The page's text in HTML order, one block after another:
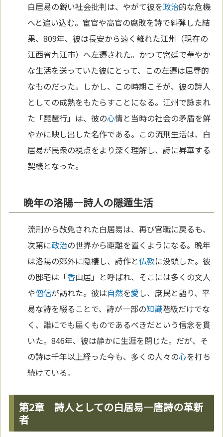
白居易の鋭い社会批判は、やがて彼を政治的な危機
へと追い込む。宦官や高官の腐敗を詩で糾弾した結
果、809年、彼は長安から遠く離れた江州（現在の
江西省九江市）へ左遷された。かつて宮廷で華やか
な生活を送っていた彼にとって、この左遷は屈辱的
なものだった。しかし、この時期こそが、彼の詩人
としての成熟をもたらすことになる。江州で詠まれ
た「琵琶行」は、彼の心情と当時の社会の矛盾を鮮
やかに映し出した名作である。この流刑生活は、白
居易が民衆の視点をより深く理解し、詩に昇華する
契機となった。
晩年の洛陽—詩人の隠遁生活
流刑から赦免された白居易は、再び官職に戻るも、
次第に政治の世界から距離を置くようになる。晩年
は洛陽の郊外に隠棲し、詩作と仏教に没頭した。彼
の邸宅は「香山居」と呼ばれ、そこには多くの文人
や僧侶が訪れた。彼は自然を愛し、庶民と語り、平
易な詩を綴ることで、詩が一部の知識階級だけでな
く、誰にでも届くものであるべきだという信念を貫
いた。846年、彼は静かに生涯を閉じた。だが、そ
の詩は千年以上経った今も、多くの人々の心を打ち
続けている。
第2章 詩人としての白居易—唐詩の革新
者